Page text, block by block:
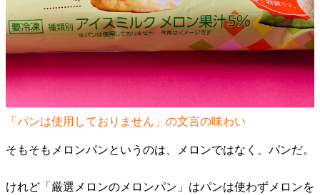
「パンは使用しておりません」の文言の味わい
そもそもメロンパンというのは、メロンではなく、パンだ。
けれど「厳選メロンのメロンパン」はパンは使わずメロンを